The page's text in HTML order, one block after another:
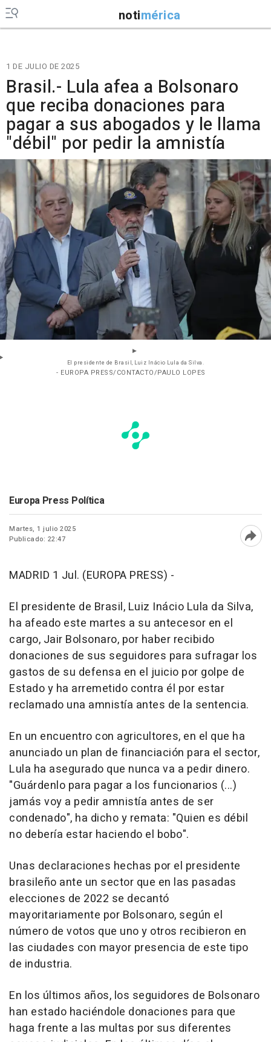
notimérica
1 DE JULIO DE 2025
Brasil.- Lula afea a Bolsonaro
que reciba donaciones para
pagar a sus abogados y le llama
"débil" por pedir la amnistía
El presidente de Brasil, Luiz Inácio Lula da Silva.
- EUROPA PRESS/CONTACTO/PAULO LOPES
Europa Press Política
Martes, 1 julio 2025
Publicado: 22:47
MADRID 1 Jul. (EUROPA PRESS) -
El presidente de Brasil, Luiz Inácio Lula da Silva,
ha afeado este martes a su antecesor en el
cargo, Jair Bolsonaro, por haber recibido
donaciones de sus seguidores para sufragar los
gastos de su defensa en el juicio por golpe de
Estado y ha arremetido contra él por estar
reclamado una amnistía antes de la sentencia.
En un encuentro con agricultores, en el que ha
anunciado un plan de financiación para el sector,
Lula ha asegurado que nunca va a pedir dinero.
"Guárdenlo para pagar a los funcionarios (...)
jamás voy a pedir amnistía antes de ser
condenado", ha dicho y remata: "Quien es débil
no debería estar haciendo el bobo".
Unas declaraciones hechas por el presidente
brasileño ante un sector que en las pasadas
elecciones de 2022 se decantó
mayoritariamente por Bolsonaro, según el
número de votos que uno y otros recibieron en
las ciudades con mayor presencia de este tipo
de industria.
En los últimos años, los seguidores de Bolsonaro
han estado haciéndole donaciones para que
haga frente a las multas por sus diferentes